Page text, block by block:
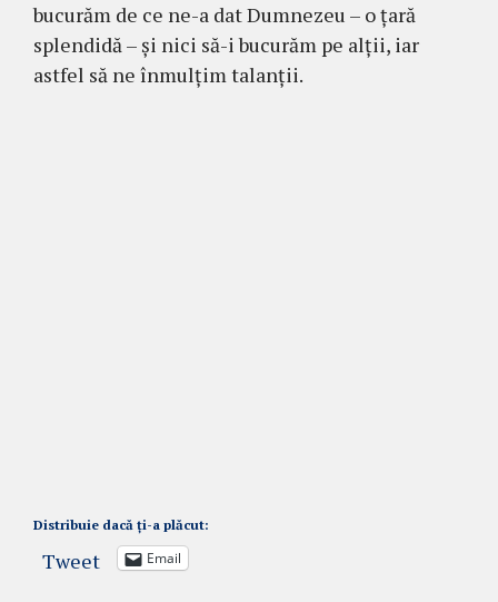
bucurăm de ce ne-a dat Dumnezeu – o țară
splendidă – și nici să-i bucurăm pe alții, iar
astfel să ne înmulțim talanții.
Distribuie dacă ți-a plăcut:
Tweet Email